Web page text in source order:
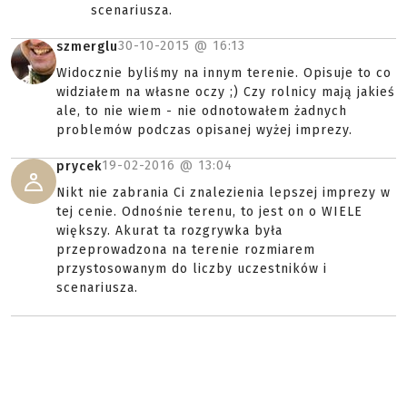
scenariusza.
szmerglu30-10-2015 @ 16:13
Widocznie byliśmy na innym terenie. Opisuje to co
widziałem na własne oczy ;) Czy rolnicy mają jakieś
ale, to nie wiem - nie odnotowałem żadnych
problemów podczas opisanej wyżej imprezy.
prycek19-02-2016 @ 13:04
Nikt nie zabrania Ci znalezienia lepszej imprezy w
tej cenie. Odnośnie terenu, to jest on o WIELE
większy. Akurat ta rozgrywka była
przeprowadzona na terenie rozmiarem
przystosowanym do liczby uczestników i
scenariusza.